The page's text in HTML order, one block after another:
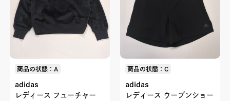
商品の状態：A
adidas
レディース フューチャー
商品の状態：C
adidas
レディース ウーブンショー